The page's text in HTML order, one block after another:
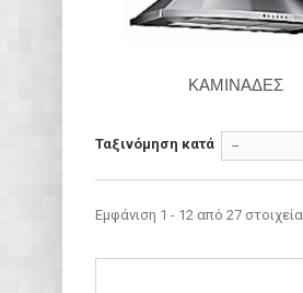
ΚΑΜΙΝΑΔΕΣ
Ταξινόμηση κατά --
Εμφάνιση 1 - 12 από 27 στοιχεία